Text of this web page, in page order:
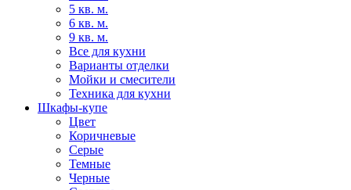
5 кв. м.
6 кв. м.
9 кв. м.
Все для кухни
Варианты отделки
Мойки и смесители
Техника для кухни
Шкафы-купе
Цвет
Коричневые
Серые
Темные
Черные